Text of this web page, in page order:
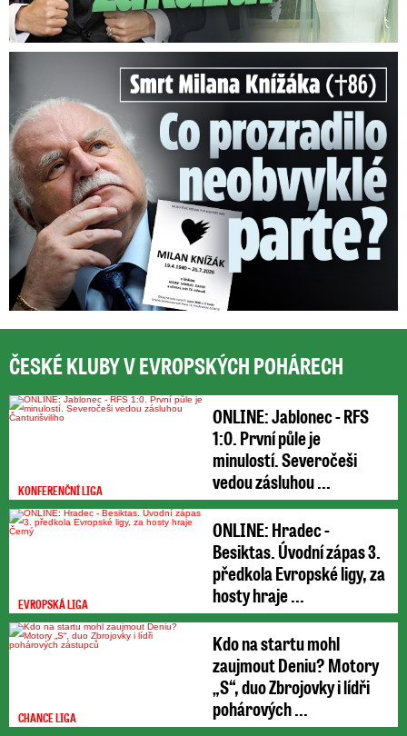
Smrt Milana Knížáka (†86): Co prozradilo neobvyklé parte?
ČESKÉ KLUBY V EVROPSKÝCH POHÁRECH
KONFERENČNÍ LIGA
ONLINE: Jablonec - RFS
1:0. První půle je
minulostí. Severočeši
vedou zásluhou ...
EVROPSKÁ LIGA
ONLINE: Hradec -
Besiktas. Úvodní zápas 3.
předkola Evropské ligy, za
hosty hraje ...
CHANCE LIGA
Kdo na startu mohl
zaujmout Deniu? Motory
„S“, duo Zbrojovky i lídři
pohárových ...